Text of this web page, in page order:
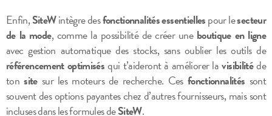
Enfin,SiteWintègre desfonctionnalités essentiellespour lesecteur
de la mode, comme la possibilité de créer une boutique en ligne
avec gestion automatique des stocks, sans oublier les outils de
référencement optimisésqui t’aideront à améliorer lavisibilitéde
tonsitesur les moteurs de recherche. Ces fonctionnalités sont
souvent des options payantes chez d’autres fournisseurs, mais sont
incluses dans les formules deSiteW.